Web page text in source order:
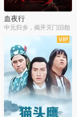
血夜行
中元归乡，揭开灭门旧怨